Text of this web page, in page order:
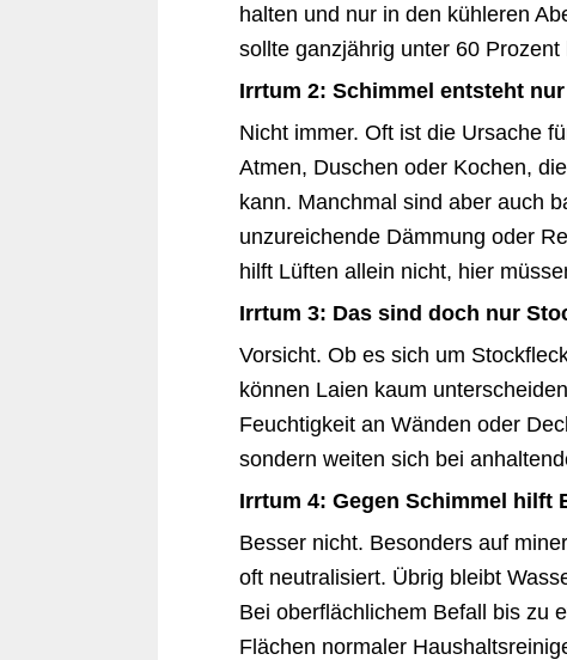
halten und nur in den kühleren
sollte ganzjährig unter 60 Prozent
Irrtum 2: Schimmel entsteht
Nicht immer. Oft ist die Ursache
Atmen, Duschen oder Kochen,
kann. Manchmal sind aber auch
unzureichende Dämmung oder
hilft Lüften allein nicht, hier
Irrtum 3: Das sind doch nur
Vorsicht. Ob es sich um
können Laien kaum
Feuchtigkeit an Wänden oder
sondern weiten sich bei
Irrtum 4: Gegen Schimmel hilft
Besser nicht. Besonders auf
oft neutralisiert. Übrig bleibt
Bei oberflächlichem Befall bis zu
Flächen normaler